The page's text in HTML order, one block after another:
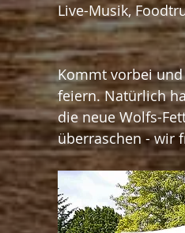
Live-Musik,
Kommt vorbei
feiern. Natürlich
die neue Wolfs-
überraschen - wir